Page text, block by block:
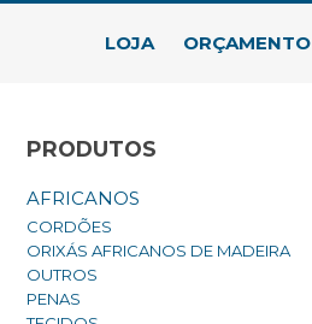
LOJA ORÇAMENTO
PRODUTOS
AFRICANOS
CORDÕES
ORIXÁS AFRICANOS DE MADEIRA
OUTROS
PENAS